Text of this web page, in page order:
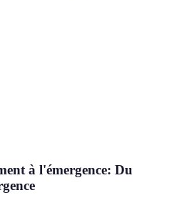
à l'émergence: Du